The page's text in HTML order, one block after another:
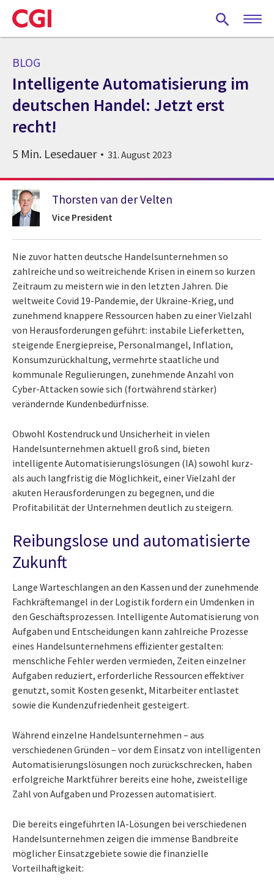
Skip
to
main
BLOG
Intelligente Automatisierung im
deutschen Handel: Jetzt erst
recht!
5 Min. Lesedauer 31. August 2023
Thorsten van der Velten
Vice President
Nie zuvor hatten deutsche Handelsunternehmen so
zahlreiche und so weitreichende Krisen in einem so kurzen
Zeitraum zu meistern wie in den letzten Jahren. Die
weltweite Covid 19-Pandemie, der Ukraine-Krieg, und
zunehmend knappere Ressourcen haben zu einer Vielzahl
von Herausforderungen geführt: instabile Lieferketten,
steigende Energiepreise, Personalmangel, Inflation,
Konsumzurückhaltung, vermehrte staatliche und
kommunale Regulierungen, zunehmende Anzahl von
Cyber-Attacken sowie sich (fortwährend stärker)
verändernde Kundenbedürfnisse.
Obwohl Kostendruck und Unsicherheit in vielen
Handelsunternehmen aktuell groß sind, bieten
intelligente Automatisierungslösungen (IA) sowohl kurz-
als auch langfristig die Möglichkeit, einer Vielzahl der
akuten Herausforderungen zu begegnen, und die
Profitabilität der Unternehmen deutlich zu steigern.
Reibungslose und automatisierte
Zukunft
Lange Warteschlangen an den Kassen und der zunehmende
Fachkräftemangel in der Logistik fordern ein Umdenken in
den Geschäftsprozessen. Intelligente Automatisierung von
Aufgaben und Entscheidungen kann zahlreiche Prozesse
eines Handelsunternehmens effizienter gestalten:
menschliche Fehler werden vermieden, Zeiten einzelner
Aufgaben reduziert, erforderliche Ressourcen effektiver
genutzt, somit Kosten gesenkt, Mitarbeiter entlastet
sowie die Kundenzufriedenheit gesteigert.
Während einzelne Handelsunternehmen – aus
verschiedenen Gründen – vor dem Einsatz von intelligenten
Automatisierungslösungen noch zurückschrecken, haben
erfolgreiche Marktführer bereits eine hohe, zweistellige
Zahl von Aufgaben und Prozessen automatisiert.
Die bereits eingeführten IA-Lösungen bei verschiedenen
Handelsunternehmen zeigen die immense Bandbreite
möglicher Einsatzgebiete sowie die finanzielle
Vorteilhaftigkeit: